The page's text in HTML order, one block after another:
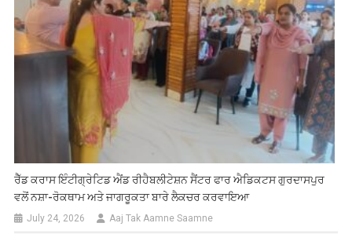
ਰੈੱਡ ਕਰਾਸ ਇੰਟੀਗ੍ਰੇਟਿਡ ਐਂਡ ਰੀਹੈਬਲੀਟੇਸ਼ਨ ਸੈਂਟਰ ਫਾਰ ਐਡਿਕਟਸ ਗੁਰਦਾਸਪੁਰ
ਵਲੋਂ ਨਸ਼ਾ-ਰੋਕਥਾਮ ਅਤੇ ਜਾਗਰੂਕਤਾ ਬਾਰੇ ਲੈਕਚਰ ਕਰਵਾਇਆ
July 24, 2026 Aaj Tak Aamne Saamne